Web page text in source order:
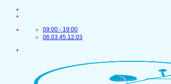
Passer
09:00 - 19:00
06.03.45.12.03